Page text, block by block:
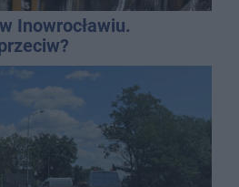
Inowrocławiu.